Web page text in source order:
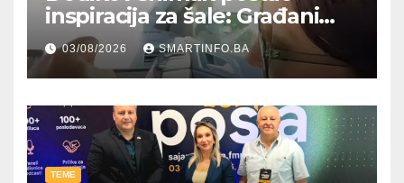
inspiracija za šale: Građani
kroz parodiju poslali poruku
03/08/2026 SMARTINFO.BA
TEME